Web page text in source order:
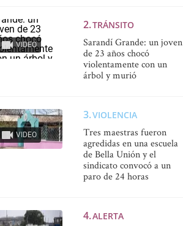
VIDEO
TRÁNSITO
Sarandí Grande: un joven
de 23 años chocó
violentamente con un
árbol y murió
VIDEO
VIOLENCIA
Tres maestras fueron
agredidas en una escuela
de Bella Unión y el
sindicato convocó a un
paro de 24 horas
ALERTA